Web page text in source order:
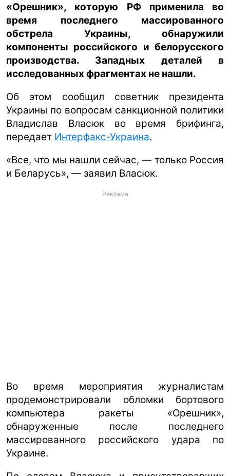
«Орешник», которую РФ применила во
время последнего массированного
обстрела Украины, обнаружили
компоненты российского и белорусского
производства. Западных деталей в
исследованных фрагментах не нашли.
Об этом сообщил советник президента
Украины по вопросам санкционной политики
Владислав Власюк во время брифинга,
передает Интерфакс-Украина.
«Все, что мы нашли сейчас, — только Россия
и Беларусь», — заявил Власюк.
Реклама
Во время мероприятия журналистам
продемонстрировали обломки бортового
компьютера ракеты «Орешник»,
обнаруженные после последнего
массированного российского удара по
Украине.